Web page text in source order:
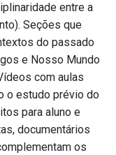
entre a
Seções que
do passado
e Nosso Mundo
com aulas
o estudo prévio do
para aluno e
documentários
os